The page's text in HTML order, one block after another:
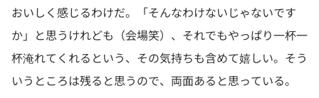
おいしく感じるわけだ。「そんなわけないじゃないです
か」と思うけれども（会場笑）、それでもやっぱり一杯一
杯淹れてくれるという、その気持ちも含めて嬉しい。そう
いうところは残ると思うので、両面あると思っている。